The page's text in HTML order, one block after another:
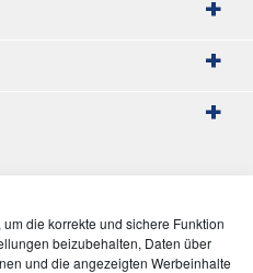
, um die korrekte und sichere Funktion
beizubehalten, Daten über
und die angezeigten Werbeinhalte